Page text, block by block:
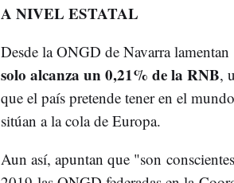
A NIVEL ESTATAL
Desde la ONGD de Navarra
solo alcanza un 0,21% de la RNB,
que el país pretende tener en el
sitúan a la cola de Europa.
Aun así, apuntan que "son